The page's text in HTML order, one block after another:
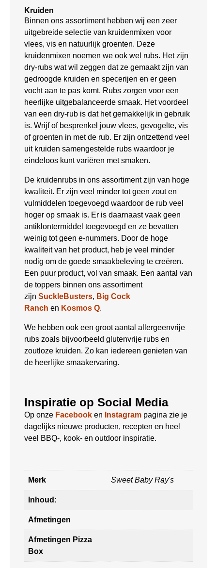
Kruiden
Binnen ons assortiment hebben wij een zeer
uitgebreide selectie van kruidenmixen voor
vlees, vis en natuurlijk groenten. Deze
kruidenmixen noemen we ook wel rubs. Het zijn
dry-rubs wat wil zeggen dat ze gemaakt zijn van
gedroogde kruiden en specerijen en er geen
vocht aan te pas komt. Rubs zorgen voor een
heerlijke uitgebalanceerde smaak. Het voordeel
van een dry-rub is dat het gemakkelijk in gebruik
is. Wrijf of besprenkel jouw vlees, gevogelte, vis
of groenten in met de rub. Er zijn ontzettend veel
uit kruiden samengestelde rubs waardoor je
eindeloos kunt variëren met smaken.
De kruidenrubs in ons assortiment zijn van hoge
kwaliteit. Er zijn veel minder tot geen zout en
vulmiddelen toegevoegd waardoor de rub veel
hoger op smaak is. Er is daarnaast vaak geen
antiklontermiddel toegevoegd en ze bevatten
weinig tot geen e-nummers. Door de hoge
kwaliteit van het product, heb je veel minder
nodig om de goede smaakbeleving te creëren.
Een puur product, vol van smaak. Een aantal van
de toppers binnen ons assortiment
zijn SuckleBusters, Big Cock
Ranch en Kosmos Q.
We hebben ook een groot aantal allergeenvrije
rubs zoals bijvoorbeeld glutenvrije rubs en
zoutloze kruiden. Zo kan iedereen genieten van
de heerlijke smaakervaring.
Inspiratie op Social Media
Op onze Facebook en Instagram pagina zie je
dagelijks nieuwe producten, recepten en heel
veel BBQ-, kook- en outdoor inspiratie.
Merk Sweet Baby Ray's
Inhoud:
Afmetingen
Afmetingen Pizza
Box